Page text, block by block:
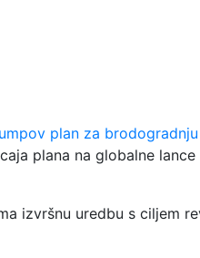
plan za
plana na globalne
izvršnu uredbu s ciljem